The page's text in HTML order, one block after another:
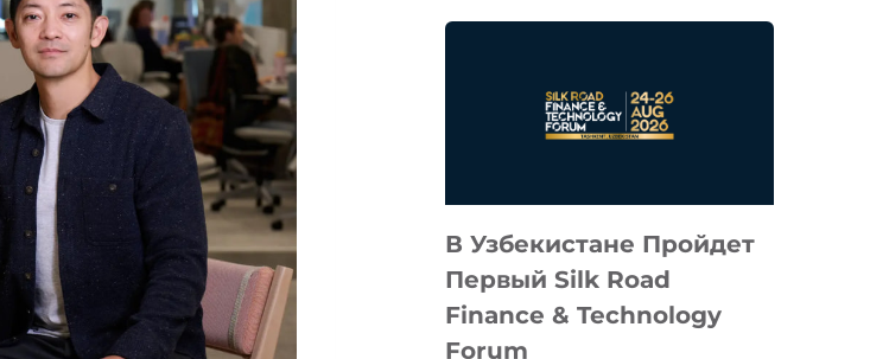
СТАРТАП
NACE.AI
В Узбекистане Пройдет
Первый Silk Road
Finance & Technology
Forum